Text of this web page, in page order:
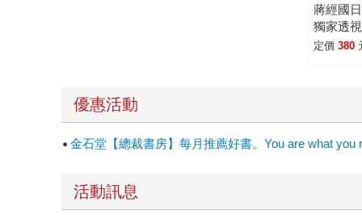
蔣經國
獨家透
與台灣
定價 380
優惠活動
金石堂【總裁書房】每月推薦好書。You are what you
活動訊息